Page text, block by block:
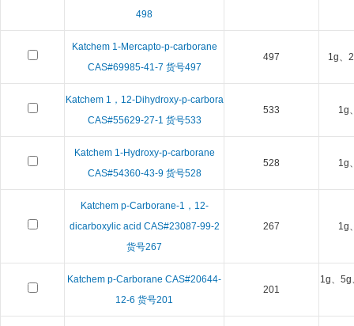
498
Katchem 1-Mercapto-p-carborane
CAS#69985-41-7 货号497
497 1g、
Katchem 1，12-Dihydroxy-p-carbora
CAS#55629-27-1 货号533
533 1g
Katchem 1-Hydroxy-p-carborane
CAS#54360-43-9 货号528
528 1g
Katchem p-Carborane-1，12-
dicarboxylic acid CAS#23087-99-2
货号267
267 1g
Katchem p-Carborane CAS#20644-
12-6 货号201
201
1g、